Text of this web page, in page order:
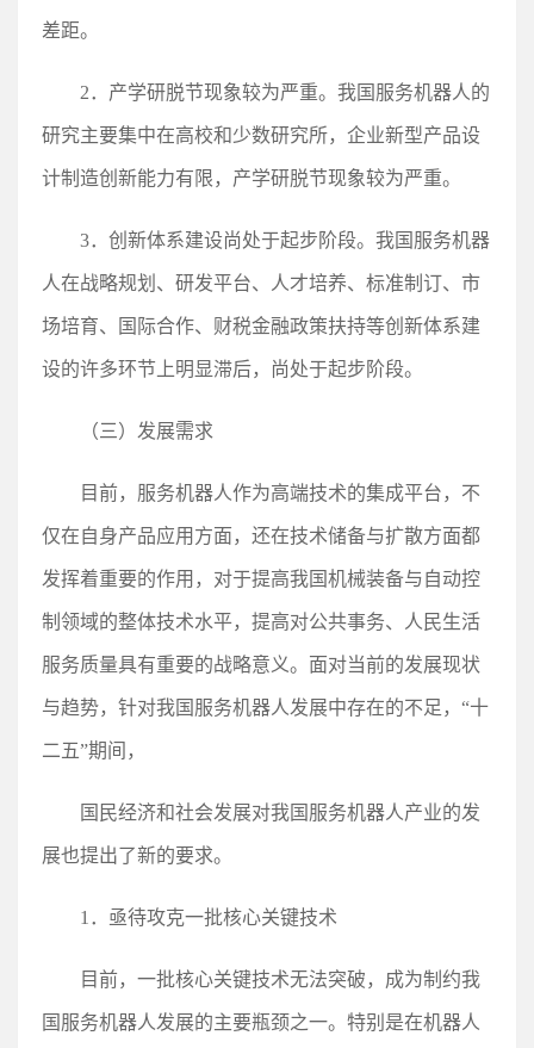
差距。
2．产学研脱节现象较为严重。我国服务机器人的
研究主要集中在高校和少数研究所，企业新型产品设
计制造创新能力有限，产学研脱节现象较为严重。
3．创新体系建设尚处于起步阶段。我国服务机器
人在战略规划、研发平台、人才培养、标准制订、市
场培育、国际合作、财税金融政策扶持等创新体系建
设的许多环节上明显滞后，尚处于起步阶段。
（三）发展需求
目前，服务机器人作为高端技术的集成平台，不
仅在自身产品应用方面，还在技术储备与扩散方面都
发挥着重要的作用，对于提高我国机械装备与自动控
制领域的整体技术水平，提高对公共事务、人民生活
服务质量具有重要的战略意义。面对当前的发展现状
与趋势，针对我国服务机器人发展中存在的不足，“十
二五”期间，
国民经济和社会发展对我国服务机器人产业的发
展也提出了新的要求。
1．亟待攻克一批核心关键技术
目前，一批核心关键技术无法突破，成为制约我
国服务机器人发展的主要瓶颈之一。特别是在机器人